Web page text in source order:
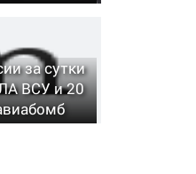
за сутки
ВСУ и 20